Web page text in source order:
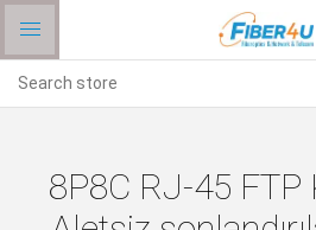
8P8C RJ-45 FTP